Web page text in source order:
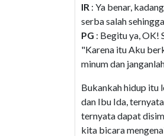
IR : Ya benar,
serba salah
PG : Begitu ya, OK!
"Karena itu Aku
minum dan
Bukankah hidup itu
dan Ibu Ida,
ternyata dapat
kita bicara